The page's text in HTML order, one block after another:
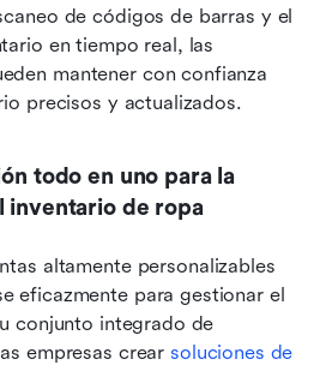
de códigos de barras y el
en tiempo real, las
mantener con confianza
precisos y actualizados.
todo en uno para la
inventario de ropa
altamente personalizables
eficazmente para gestionar el
conjunto integrado de
empresas crear soluciones de